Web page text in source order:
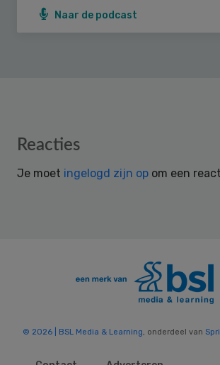
Naar de podcast
Reader
Reacties
Je moet ingelogd zijn op om een
© 2026 | BSL Media & Learning, onderdeel van